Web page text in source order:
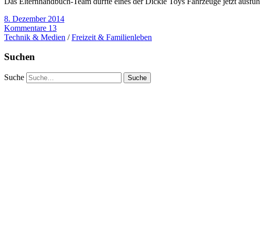
8. Dezember 2014
Kommentare 13
Technik & Medien /Freizeit & Familienleben
Suchen
Suche